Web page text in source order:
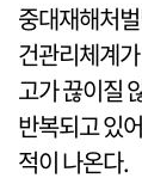
중대재해처
건관리체계
고가 끊이질
반복되고 있
적이 나온다.